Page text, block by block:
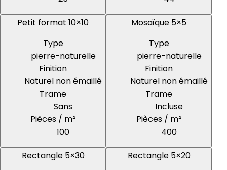
Petit format 10×10
Type
pierre-naturelle
Finition
Naturel non émaillé
Trame
Sans
Pièces / m²
100
Mosaïque 5×5
Type
pierre-naturelle
Finition
Naturel non émaillé
Trame
Incluse
Pièces / m²
400
Rectangle 5×30
Rectangle 5×20